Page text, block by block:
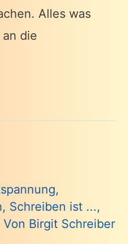
Alles was
die
,
, Schreiben ist ...,
Von Birgit Schreiber